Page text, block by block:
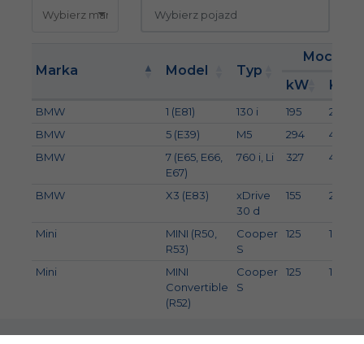
Marka Model Typ
Moc
kW
KM
BMW 1 (E81) 130 i 195
265
BMW
5 (E39) M5 294
400
BMW
7 (E65, E66,
E67)
760 i, Li 327 445
BMW X3 (E83)
xDrive
30 d
155 211
Mini
MINI (R50,
R53)
Cooper
S
125 170
Mini
MINI
Convertible
(R52)
Cooper
S
125 170